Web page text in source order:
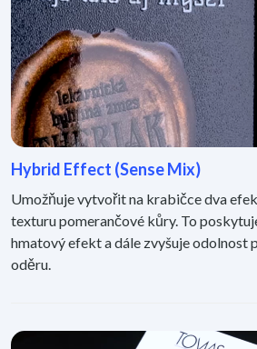
Hybrid Effect (Sense Mix)
Umožňuje vytvořit na krabičce dva
texturu pomerančové kůry. To
hmatový efekt a dále zvyšuje odolnost
oděru.